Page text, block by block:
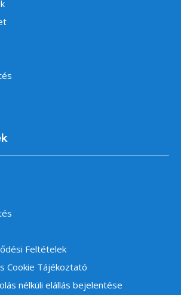
Feltételek
Cookie Tájékoztató
nélküli elállás bejelentése